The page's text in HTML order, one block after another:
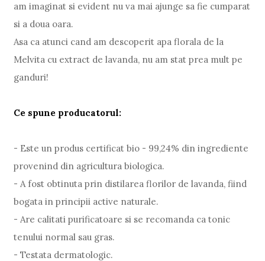
am imaginat si evident nu va mai ajunge sa fie cumparat
si a doua oara.
Asa ca atunci cand am descoperit apa florala de la
Melvita cu extract de lavanda, nu am stat prea mult pe
ganduri!
Ce spune producatorul:
- Este un produs certificat bio - 99,24% din ingrediente
provenind din agricultura biologica.
- A fost obtinuta prin distilarea florilor de lavanda, fiind
bogata in principii active naturale.
- Are calitati purificatoare si se recomanda ca tonic
tenului normal sau gras.
- Testata dermatologic.